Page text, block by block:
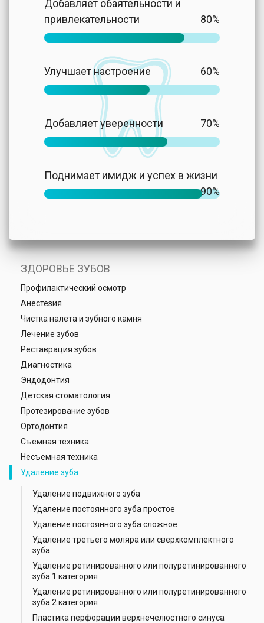
Добавляет обаятельности и
привлекательности
80%
Улучшает настроение 60%
Добавляет уверенности 70%
Поднимает имидж и успех в жизни
90%
ЗДОРОВЬЕ ЗУБОВ
Профилактический осмотр
Анестезия
Чистка налета и зубного камня
Лечение зубов
Реставрация зубов
Диагностика
Эндодонтия
Детская стоматология
Протезирование зубов
Ортодонтия
Съемная техника
Несъемная техника
Удаление зуба
Удаление подвижного зуба
Удаление постоянного зуба простое
Удаление постоянного зуба сложное
Удаление третьего моляра или сверхкомплектного
зуба
Удаление ретинированного или полуретинированного
зуба 1 категория
Удаление ретинированного или полуретинированного
зуба 2 категория
Пластика перфорации верхнечелюстного синуса